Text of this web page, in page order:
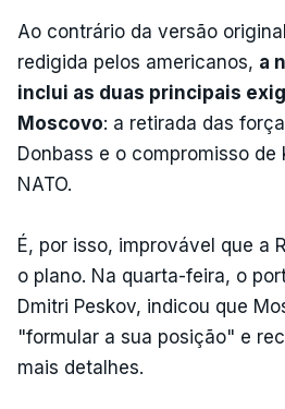
Ao contrário da versão
redigida pelos americanos, a
inclui as duas principais
Moscovo: a retirada das
Donbass e o compromisso de
NATO.
É, por isso, improvável que a
o plano. Na quarta-feira, o
Dmitri Peskov, indicou que
"formular a sua posição" e
mais detalhes.